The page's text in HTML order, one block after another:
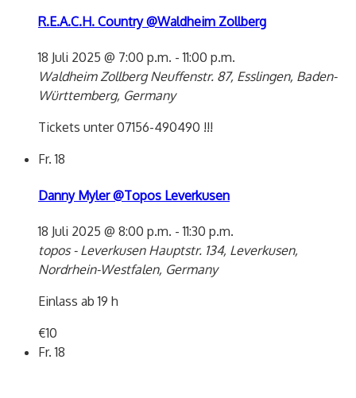
R.E.A.C.H. Country @Waldheim Zollberg
18 Juli 2025 @ 7:00 p.m. -11:00 p.m.
Waldheim ZollbergNeuffenstr. 87, Esslingen, Baden-
Württemberg, Germany
Tickets unter 07156-490490 !!!
Fr.18
Danny Myler @Topos Leverkusen
18 Juli 2025 @ 8:00 p.m. -11:30 p.m.
topos - Leverkusen Hauptstr. 134, Leverkusen,
Nordrhein-Westfalen, Germany
Einlass ab 19 h
€10
Fr.18